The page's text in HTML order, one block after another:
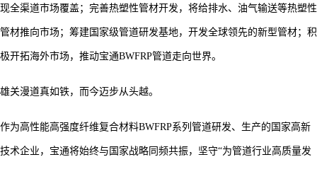
现全渠道市场覆盖；完善热塑性管材开发，将给排水、油气输送等热塑性
管材推向市场；筹建国家级管道研发基地，开发全球领先的新型管材；积
极开拓海外市场，推动宝通BWFRP管道走向世界。
雄关漫道真如铁，而今迈步从头越。
作为高性能高强度纤维复合材料BWFRP系列管道研发、生产的国家高新
技术企业，宝通将始终与国家战略同频共振，坚守“为管道行业高质量发